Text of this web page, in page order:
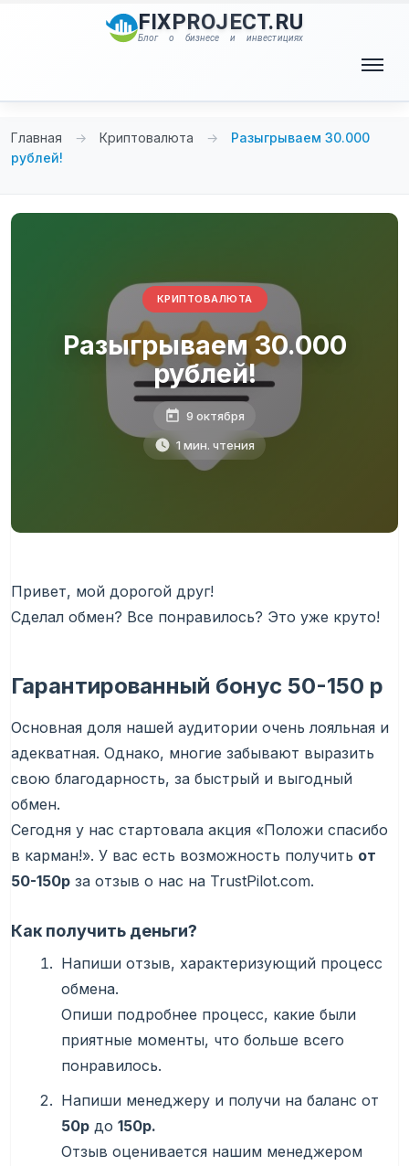
FIXPROJECT.RU
Блог о бизнесе и инвестициях
Главная → Криптовалюта →
Разыгрываем 30.000
рублей!
КРИПТОВАЛЮТА
Разыгрываем 30.000
рублей!
9 октября
1 мин. чтения
Привет, мой дорогой друг!
Сделал обмен? Все понравилось? Это уже круто!
Гарантированный бонус 50-150 р
Основная доля нашей аудитории очень лояльная и
адекватная. Однако, многие забывают выразить
свою благодарность, за быстрый и выгодный
обмен.
Сегодня у нас стартовала акция «Положи спасибо
в карман!». У вас есть возможность получить от
50-150р за отзыв о нас на TrustPilot.com.
Как получить деньги?
Напиши отзыв, характеризующий процесс
обмена.
Опиши подробнее процесс, какие были
приятные моменты, что больше всего
понравилось.
Напиши менеджеру и получи на баланс от
50р до 150р.
Отзыв оценивается нашим менеджером